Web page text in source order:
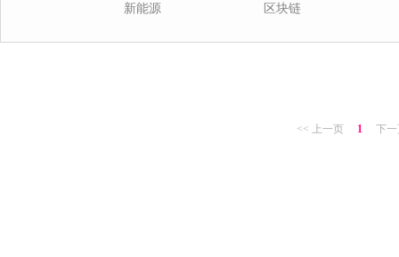
新能源 区块链
<< 上一页 1 下